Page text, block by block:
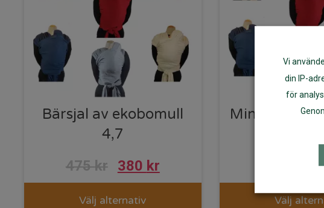
Bärsjal av ekobomull
4,7
475kr 380 kr
Välj alternativ
Minimundus
Välj
Vi
din IP-
för